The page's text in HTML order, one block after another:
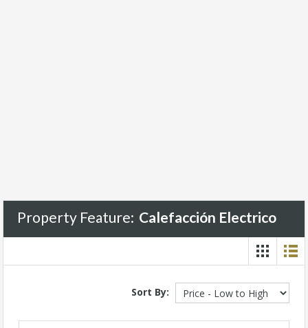
Property Feature: Calefacción Electrico
Sort By: